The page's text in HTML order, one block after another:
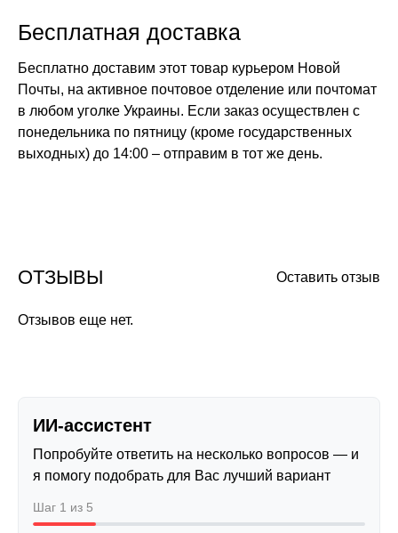
Бесплатная доставка
Бесплатно доставим этот товар курьером Новой
Почты, на активное почтовое отделение или почтомат
в любом уголке Украины. Если заказ осуществлен с
понедельника по пятницу (кроме государственных
выходных) до 14:00 – отправим в тот же день.
Оставить отзыв
ОТЗЫВЫ
Отзывов еще нет.
ИИ-ассистент
Попробуйте ответить на несколько вопросов — и
я помогу подобрать для Вас лучший вариант
Шаг 1 из 5